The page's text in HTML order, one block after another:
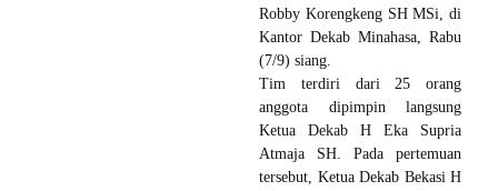
Robby Korengkeng SH MSi, di
Kantor Dekab Minahasa, Rabu
(7/9) siang.
Tim terdiri dari 25 orang
anggota dipimpin langsung
Ketua Dekab H Eka Supria
Atmaja SH. Pada pertemuan
tersebut, Ketua Dekab Bekasi H